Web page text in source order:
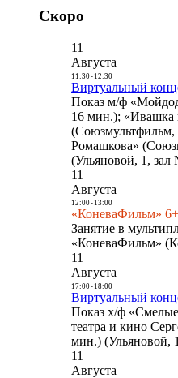
Скоро
11
Августа
11:30- 12:30
Виртуальный
Показ м/ф
16 мин.); «Ивашка
(Союзмультфильм,
Ромашкова»
(Ульяновой, 1,
11
Августа
12:00- 13:00
«КоневаФильм» 6+
Занятие в
«КоневаФильм»
11
Августа
17:00- 18:00
Виртуальный
Показ х/ф
театра и кино
мин.) (Ульяновой,
11
Августа